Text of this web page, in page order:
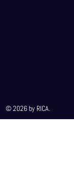
© 2026 by RICA.